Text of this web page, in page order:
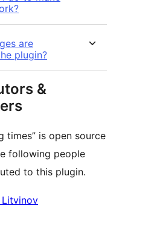
are
plugin?
&
times” is open source
following people
to this plugin.